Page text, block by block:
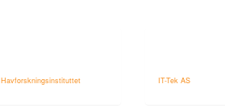
Havforskningsinstituttet IT-Tek AS